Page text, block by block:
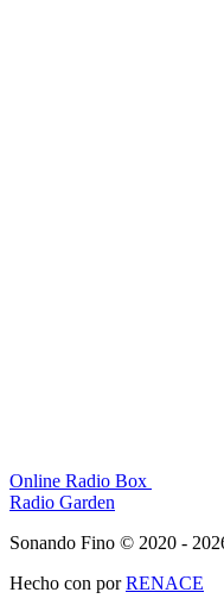
Online Radio Box
Radio Garden
Sonando Fino © 2020 -
Hecho con porRENACE